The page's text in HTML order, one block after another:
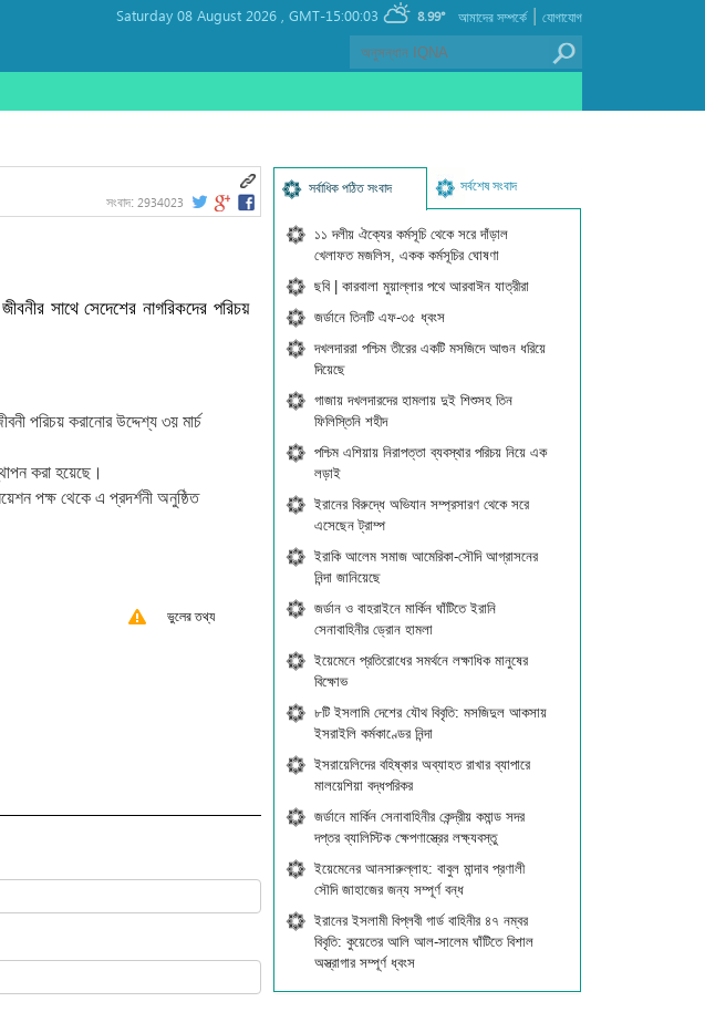
Saturday 08 August 2026 , GMT-15:00:03 8.99° যোগাযোগ
|
আমাদের সম্পর্কে
সংবাদ: 2934023
সাথে সেদেশের নাগরিকদের পরিচয়
পরিচয় করানোর উদ্দেশ্য ৩য় মার্চ
করা হয়েছে।
পক্ষ থেকে এ প্রদর্শনী অনুষ্ঠিত
ভুলের তথ্য
সর্বাধিক পঠিত সংবাদ সর্বশেষ সংবাদ
১১ দলীয় ঐক্যের কর্মসূচি থেকে সরে দাঁড়াল
খেলাফত মজলিস, একক কর্মসূচির ঘোষণা
ছবি | কারবালা মুয়াল্লার পথে আরবাঈন যাত্রীরা
জর্ডানে তিনটি এফ-৩৫ ধ্বংস
দখলদাররা পশ্চিম তীরের একটি মসজিদে আগুন ধরিয়ে
দিয়েছে
গাজায় দখলদারদের হামলায় দুই শিশুসহ তিন
ফিলিস্তিনি শহীদ
পশ্চিম এশিয়ায় নিরাপত্তা ব্যবস্থার পরিচয় নিয়ে এক
লড়াই
ইরানের বিরুদ্ধে অভিযান সম্প্রসারণ থেকে সরে
এসেছেন ট্রাম্প
ইরাকি আলেম সমাজ আমেরিকা-সৌদি আগ্রাসনের
নিন্দা জানিয়েছে
জর্ডান ও বাহরাইনে মার্কিন ঘাঁটিতে ইরানি
সেনাবাহিনীর ড্রোন হামলা
ইয়েমেনে প্রতিরোধের সমর্থনে লক্ষাধিক মানুষের
বিক্ষোভ
৮টি ইসলামি দেশের যৌথ বিবৃতি: মসজিদুল আকসায়
ইসরাইলি কর্মকাণ্ডের নিন্দা
ইসরায়েলিদের বহিষ্কার অব্যাহত রাখার ব্যাপারে
মালয়েশিয়া বদ্ধপরিকর
জর্ডানে মার্কিন সেনাবাহিনীর কেন্দ্রীয় কমান্ড সদর
দপ্তর ব্যালিস্টিক ক্ষেপণাস্ত্রের লক্ষ্যবস্তু
ইয়েমেনের আনসারুল্লাহ: বাবুল মান্দাব প্রণালী
সৌদি জাহাজের জন্য সম্পূর্ণ বন্ধ
ইরানের ইসলামী বিপ্লবী গার্ড বাহিনীর ৪৭ নম্বর
বিবৃতি: কুয়েতের আলি আল-সালেম ঘাঁটিতে বিশাল
অস্ত্রাগার সম্পূর্ণ ধ্বংস